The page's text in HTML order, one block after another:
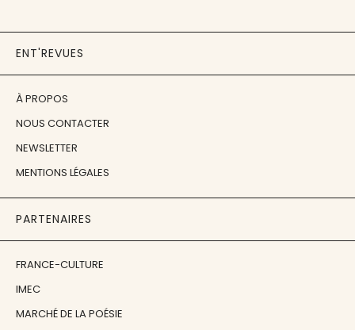
ENT'REVUES
À PROPOS
NOUS CONTACTER
NEWSLETTER
MENTIONS LÉGALES
PARTENAIRES
FRANCE-CULTURE
IMEC
MARCHÉ DE LA POÉSIE